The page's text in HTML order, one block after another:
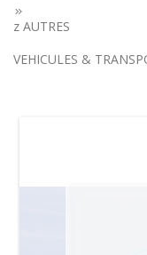
z AUTRES
VEHICULES &